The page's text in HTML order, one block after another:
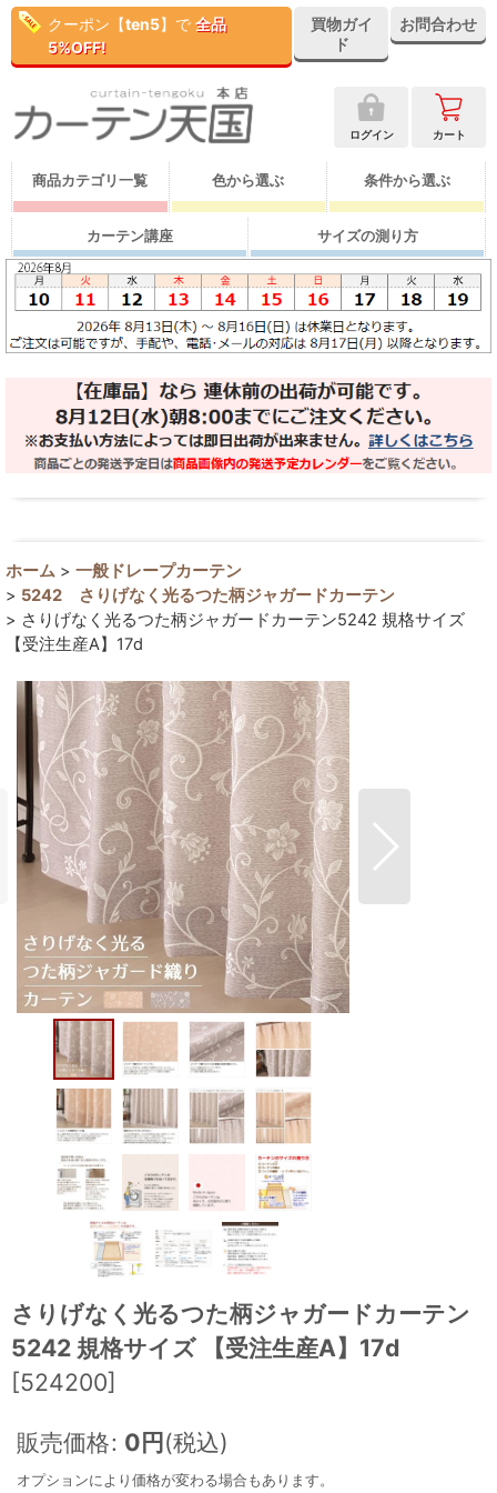
クーポン【ten5】で 全品
5%OFF!
買物ガイ
ド
お問合わせ
ログイン カート
商品カテゴリ一覧 色から選ぶ 条件から選ぶ
カーテン講座 サイズの測り方
ホーム > 一般ドレープカーテン
> 5242 さりげなく光るつた柄ジャガードカーテン
> さりげなく光るつた柄ジャガードカーテン5242 規格サイズ
【受注生産A】17d
さりげなく光るつた柄ジャガードカーテン
5242 規格サイズ 【受注生産A】17d
[524200]
販売価格: 0円(税込)
オプションにより価格が変わる場合もあります。